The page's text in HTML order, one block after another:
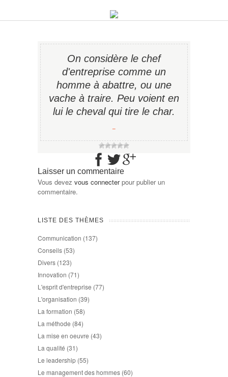
On considère le chef
d'entreprise comme un
homme à abattre, ou une
vache à traire. Peu voient en
lui le cheval qui tire le char.
−
Laisser un commentaire
Vous devez vous connecterpour publier un
commentaire.
LISTE DES THÈMES
Communication (137)
Conseils (53)
Divers (123)
Innovation (71)
L'esprit d'entreprise (77)
L'organisation (39)
La formation (58)
La méthode (84)
La mise en oeuvre (43)
La qualité (31)
Le leadership (55)
Le management des hommes (60)